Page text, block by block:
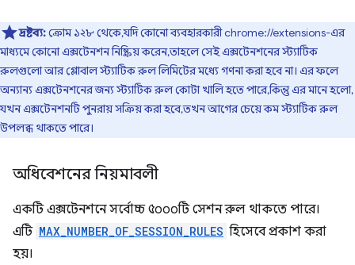
দ্রষ্টব্য:ক্রোম ১২৮ থেকে, যদি কোনো ব্যবহারকারী chrome://extensions-এর
মাধ্যমে কোনো এক্সটেনশন নিষ্ক্রিয় করেন, তাহলে সেই এক্সটেনশনের স্ট্যাটিক
রুলগুলো আর গ্লোবাল স্ট্যাটিক রুল লিমিটের মধ্যে গণনা করা হবে না। এর ফলে
অন্যান্য এক্সটেনশনের জন্য স্ট্যাটিক রুল কোটা খালি হতে পারে, কিন্তু এর মানে হলো,
যখন এক্সটেনশনটি পুনরায় সক্রিয় করা হবে, তখন আগের চেয়ে কম স্ট্যাটিক রুল
উপলব্ধ থাকতে পারে।
অধিবেশনের নিয়মাবলী
একটি এক্সটেনশনে সর্বোচ্চ ৫০০০টি সেশন রুল থাকতে পারে।
এটি MAX_NUMBER_OF_SESSION_RULES হিসেবে প্রকাশ করা
হয়।